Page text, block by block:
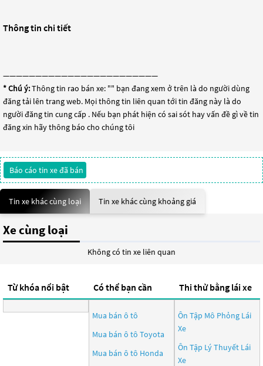
Thông tin chi tiết
————————————————————————
* Chú ý:Thông tin rao bán xe: "" bạn đang xem ở trên là do người dùng
đăng tải lên trang web. Mọi thông tin liên quan tới tin đăng này là do
người đăng tin cung cấp . Nếu bạn phát hiện có sai sót hay vấn đề gì về tin
đăng xin hãy thông báo cho chúng tôi
Báo cáo tin xe đã bán
Tin xe khác cùng loại Tin xe khác cùng khoảng giá
Xe cùng loại
Không có tin xe liên quan
Từ khóa nổi bật Có thể bạn cần
Mua bán ô tô
Mua bán ô tô Toyota
Mua bán ô tô Honda
Thi thử bằng lái xe
Ôn Tập Mô Phỏng Lái
Xe
Ôn Tập Lý Thuyết Lái
Xe